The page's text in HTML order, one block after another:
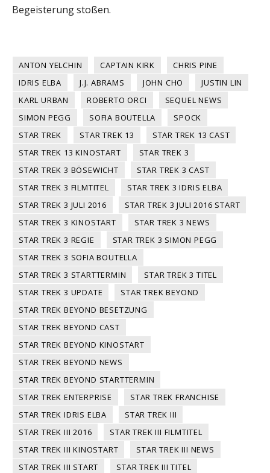
Begeisterung stoßen.
ANTON YELCHIN CAPTAIN KIRK
CHRIS PINE
IDRIS ELBA
J.J. ABRAMS JOHN CHO
JUSTIN LIN
KARL URBAN
ROBERTO ORCI
SEQUEL NEWS
SIMON PEGG
SOFIA BOUTELLA
SPOCK
STAR TREK
STAR TREK 13
STAR TREK 13 CAST
STAR TREK 13 KINOSTART
STAR TREK 3
STAR TREK 3 BÖSEWICHT
STAR TREK 3 CAST
STAR TREK 3 FILMTITEL
STAR TREK 3 IDRIS ELBA
STAR TREK 3 JULI 2016
STAR TREK 3 JULI 2016 START
STAR TREK 3 KINOSTART
STAR TREK 3 NEWS
STAR TREK 3 REGIE
STAR TREK 3 SIMON PEGG
STAR TREK 3 SOFIA BOUTELLA
STAR TREK 3 STARTTERMIN
STAR TREK 3 TITEL
STAR TREK 3 UPDATE
STAR TREK BEYOND
STAR TREK BEYOND BESETZUNG
STAR TREK BEYOND CAST
STAR TREK BEYOND KINOSTART
STAR TREK BEYOND NEWS
STAR TREK BEYOND STARTTERMIN
STAR TREK ENTERPRISE
STAR TREK FRANCHISE
STAR TREK IDRIS ELBA
STAR TREK III
STAR TREK III 2016
STAR TREK III FILMTITEL
STAR TREK III KINOSTART
STAR TREK III NEWS
STAR TREK III START
STAR TREK III TITEL